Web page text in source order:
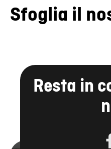
Sfoglia il
Resta in